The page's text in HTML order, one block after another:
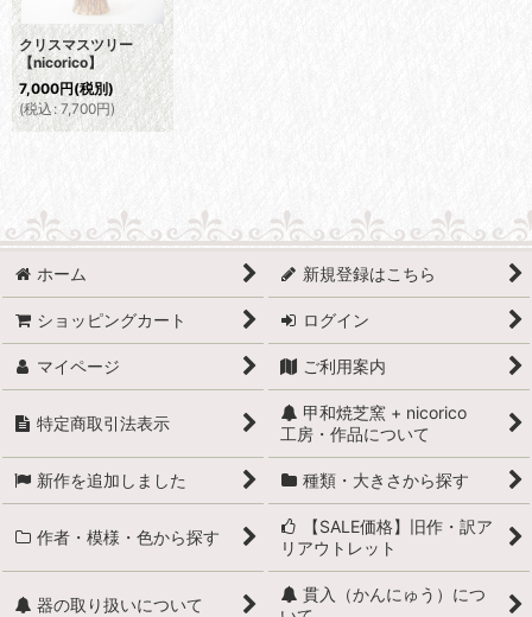
クリスマスツリー
【nicorico】
7,000円(税別)
(税込: 7,700円)
ホーム 新規登録はこちら
ショッピングカート ログイン
マイページ ご利用案内
特定商取引法表示
甲和焼芝窯 + nicorico
工房・作品について
新作を追加しました 種類・大きさから探す
作者・模様・色から探す
【SALE価格】旧作・訳ア
リアウトレット
器の取り扱いについて
貫入（かんにゅう）につ